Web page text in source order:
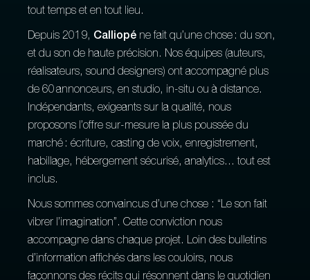
tout temps et en tout lieu.
Depuis 2019, Calliopé ne fait qu’une chose : du son,
et du son de haute précision. Nos équipes (auteurs,
réalisateurs, sound designers) ont accompagné plus
de 60 annonceurs, en studio, in‑situ ou à distance.
Indépendants, exigeants sur la qualité, nous
proposons l’offre sur‑mesure la plus poussée du
marché : écriture, casting de voix, enregistrement,
habillage, hébergement sécurisé, analytics… tout est
inclus.
Nous sommes convaincus d’une chose : “Le son fait
vibrer l’imagination”. Cette conviction nous
accompagne dans chaque projet. Loin des bulletins
d’information affichés dans les couloirs, nous
façonnons des récits qui résonnent dans le quotidien